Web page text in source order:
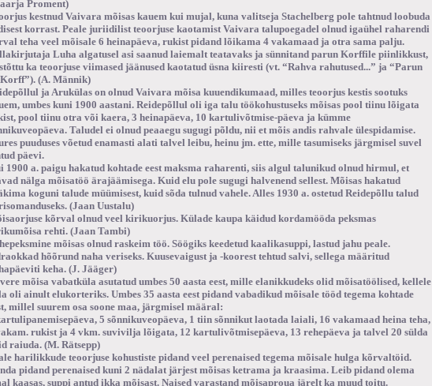
Proment)
kestnud Vaivara mõisas kauem kui mujal, kuna valitseja Stachelberg pole tahtnud loobuda
korrast. Peale juriidilist teoorjuse kaotamist Vaivara talupoegadel olnud igaühel raharendi
teha veel mõisale 6 heinapäeva, rukist pidand lõikama 4 vakamaad ja otra sama palju.
Luha algatusel asi saanud laiemalt teatavaks ja sünnitand parun Korffile piinlikkust,
ka teoorjuse viimased jäänused kaotatud üsna kiiresti (vt. “Rahva rahutused...” ja “Parun
(A. Männik)
ja Arukülas on olnud Vaivara mõisa kuuendikumaad, milles teoorjus kestis sootuks
umbes kuni 1900 aastani. Reidepõllul oli iga talu töökohustuseks mõisas pool tiinu lõigata
pool tiinu otra või kaera, 3 heinapäeva, 10 kartulivõtmise-päeva ja kümme
Taludel ei olnud peaaegu sugugi põldu, nii et mõis andis rahvale ülespidamise.
puuduses võetud enamasti alati talvel leibu, heinu jm. ette, mille tasumiseks järgmisel suvel
päevi.
1900 a. paigu hakatud kohtade eest maksma raharenti, siis algul talunikud olnud hirmul, et
nälga mõisatöö ärajäämisega. Kuid elu pole sugugi halvenend sellest. Mõisas hakatud
koguni talude müümisest, kuid sõda tulnud vahele. Alles 1930 a. ostetud Reidepõllu talud
(Jaan Uustalu)
kõrval olnud veel kirikuorjus. Külade kaupa käidud kordamööda peksmas
rehti. (Jaan Tambi)
mõisas olnud raskeim töö. Söögiks keedetud kaalikasuppi, lastud jahu peale.
hõõrund naha veriseks. Kuusevaigust ja -koorest tehtud salvi, sellega määritud
keha. (J. Jääger)
mõisa vabatküla asutatud umbes 50 aasta eest, mille elanikkudeks olid mõisatöölised, kellele
oli ainult elukorteriks. Umbes 35 aasta eest pidand vabadikud mõisale tööd tegema kohtade
millel suurem osa soone maa, järgmisel määral:
5 sõnnikuveopäeva, 1 tiin sõnnikut laotada laiali, 16 vakamaad heina teha,
rukist ja 4 vkm. suvivilja lõigata, 12 kartulivõtmisepäeva, 13 rehepäeva ja talvel 20 sülda
raiuda. (M. Rätsepp)
harilikkude teoorjuse kohustiste pidand veel perenaised tegema mõisale hulga kõrvaltöid.
pidand perenaised kuni 2 nädalat järjest mõisas ketrama ja kraasima. Leib pidand olema
kaasas, suppi antud ikka mõisast. Naised varastand mõisaproua järelt ka muud toitu.